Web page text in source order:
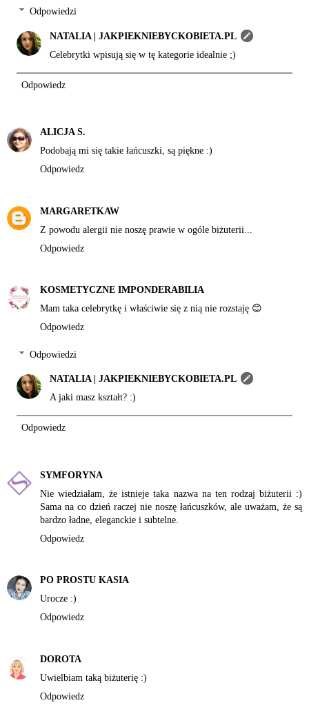
Odpowiedzi
NATALIA | JAKPIEKNIEBYCKOBIETA.PL
Celebrytki wpisują się w tę kategorie idealnie ;)
Odpowiedz
ALICJA S.
Podobają mi się takie łańcuszki, są piękne :)
Odpowiedz
MARGARETKAW
Z powodu alergii nie noszę prawie w ogóle biżuterii...
Odpowiedz
KOSMETYCZNE IMPONDERABILIA
Mam taka celebrytkę i właściwie się z nią nie rozstaję 😊
Odpowiedz
Odpowiedzi
NATALIA | JAKPIEKNIEBYCKOBIETA.PL
A jaki masz kształt? :)
Odpowiedz
SYMFORYNA
Nie wiedziałam, że istnieje taka nazwa na ten rodzaj biżuterii :)
Sama na co dzień raczej nie noszę łańcuszków, ale uważam, że są
bardzo ładne, eleganckie i subtelne.
Odpowiedz
PO PROSTU KASIA
Urocze :)
Odpowiedz
DOROTA
Uwielbiam taką biżuterię :)
Odpowiedz